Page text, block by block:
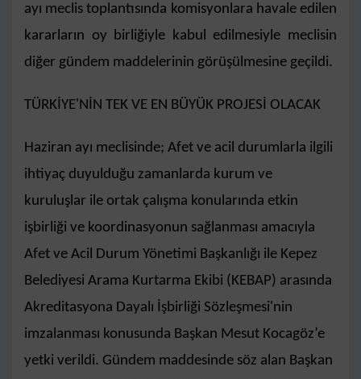
ayı meclis toplantısında komisyonlara havale edilen
kararların oy birliğiyle kabul edilmesiyle meclisin
diğer gündem maddelerinin görüşülmesine geçildi.
TÜRKİYE'NİN TEK VE EN BÜYÜK PROJESİ OLACAK
Haziran ayı meclisinde; Afet ve acil durumlarla ilgili
ihtiyaç duyulduğu zamanlarda kurum ve
kuruluşlar ile ortak çalışma konularında etkin
işbirliği ve koordinasyonun sağlanması amacıyla
Afet ve Acil Durum Yönetimi Başkanlığı ile Kepez
Belediyesi Arama Kurtarma Ekibi (KEBAP) arasında
Akreditasyona Dayalı İşbirliği Sözleşmesi'nin
imzalanması konusunda Başkan Mesut Kocagöz’e
yetki verildi. Gündem maddesinde söz alan Başkan